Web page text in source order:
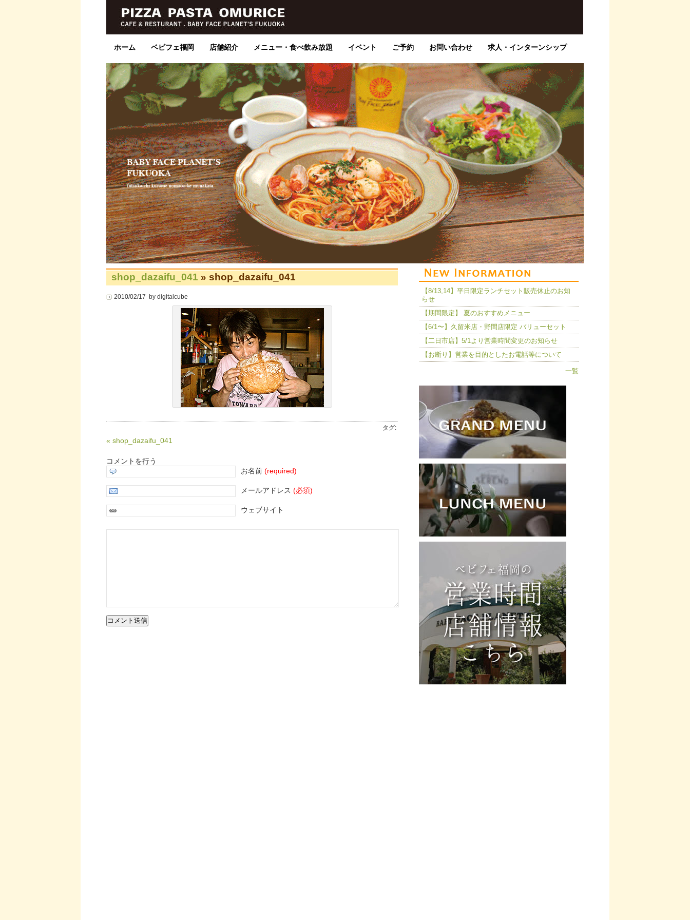
ホーム ベビフェ福岡 店舗紹介 メニュー・食べ飲み放題 イベント ご予約 お問い合わせ 求人・インターンシップ
shop_dazaifu_041 » shop_dazaifu_041
2010/02/17 by digitalcube
タグ:
« shop_dazaifu_041
コメントを行う
お名前 (required)
メールアドレス (必須)
ウェブサイト
【8/13,14】平日限定ランチセット販売休止のお知
らせ
【期間限定】 夏のおすすめメニュー
【6/1〜】久留米店・野間店限定 バリューセット
【二日市店】5/1より営業時間変更のお知らせ
【お断り】営業を目的としたお電話等について
一覧